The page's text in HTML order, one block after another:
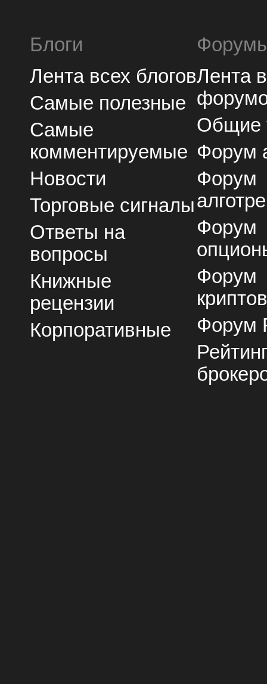
Блоги
Лента всех блогов
Самые полезные
Самые
комментируемые
Новости
Торговые сигналы
Ответы на
вопросы
Книжные
рецензии
Корпоративные
Лента
Общие
Форум
Форум
Форум
Форум
Форум